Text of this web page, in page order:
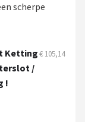
scherpe
Ketting
/
!
€ 105,14